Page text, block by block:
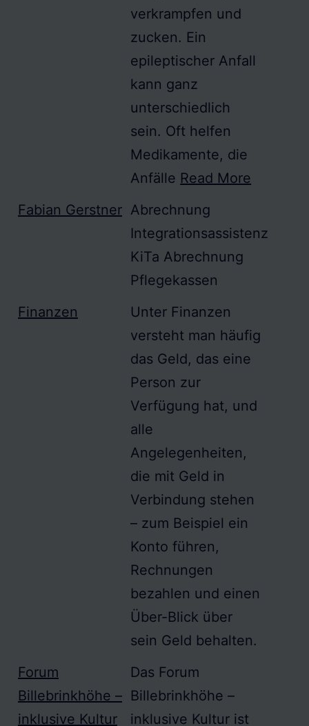
verkrampfen und
zucken. Ein
epileptischer Anfall
kann ganz
unterschiedlich
sein. Oft helfen
Medikamente, die
Anfälle Read More
Fabian Gerstner Abrechnung
Integrationsassistenz
KiTa Abrechnung
Pflegekassen
Finanzen
Unter Finanzen
versteht man häufig
das Geld, das eine
Person zur
Verfügung hat, und
alle
Angelegenheiten,
die mit Geld in
Verbindung stehen
– zum Beispiel ein
Konto führen,
Rechnungen
bezahlen und einen
Über-Blick über
sein Geld behalten.
Forum
Billebrinkhöhe –
inklusive Kultur
Das Forum
Billebrinkhöhe –
inklusive Kultur ist